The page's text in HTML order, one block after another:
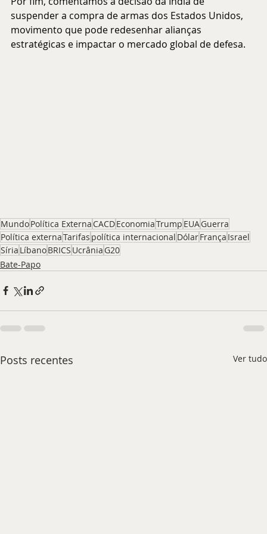
suspender a compra de armas dos Estados Unidos,
movimento que pode redesenhar alianças
estratégicas e impactar o mercado global de defesa.
MundoPolítica Externa CACDEconomiaTrump EUAGuerra
Política externaTarifas política internacional DólarFrança Israel
Síria LíbanoBRICS Ucrânia G20
Bate-Papo
Posts recentes Ver tudo